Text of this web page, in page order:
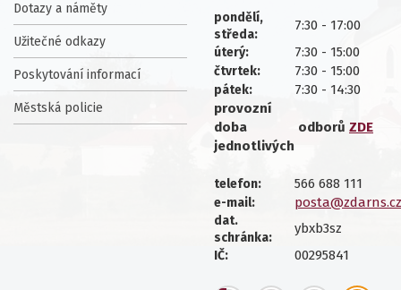
Dotazy a náměty
Užitečné odkazy
Poskytování informací
Městská policie
pondělí,
středa:
7:30 - 17:00
úterý: 7:30 - 15:00
čtvrtek: 7:30 - 15:00
pátek:
7:30 - 14:30
provozní
doba
jednotlivých
odborů ZDE
telefon: 566 688 111
e-mail: posta@zdarns.cz
dat.
schránka:
ybxb3sz
IČ: 00295841